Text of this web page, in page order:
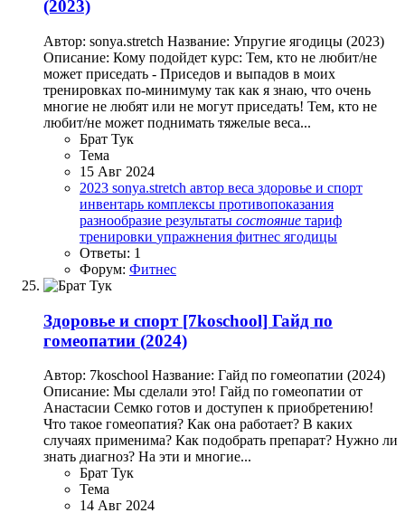
(2023)
Автор: sonya.stretch Название: Упругие ягодицы (2023)
Описание: Кому подойдет курс: Тем, кто не любит/не
может приседать - Приседов и выпадов в моих
тренировках по-минимуму так как я знаю, что очень
многие не любят или не могут приседать! Тем, кто не
любит/не может поднимать тяжелые веса...
Брат Тук
Тема
15 Авг 2024
2023 sonya.stretch автор веса здоровье и спорт
инвентарь комплексы противопоказания
разнообразие результаты состояние тариф
тренировки упражнения фитнес ягодицы
Ответы: 1
Форум: Фитнес
Здоровье и спорт [7koschool] Гайд по
гомеопатии (2024)
Автор: 7koschool Название: Гайд по гомеопатии (2024)
Описание: Мы сделали это! Гайд по гомеопатии от
Анастасии Семко готов и доступен к приобретению!
Что такое гомеопатия? Как она работает? В каких
случаях применима? Как подобрать препарат? Нужно ли
знать диагноз? На эти и многие...
Брат Тук
Тема
14 Авг 2024